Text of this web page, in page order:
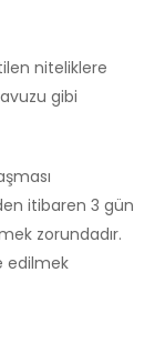
niteliklere
gibi
itibaren 3 gün
zorundadır.
edilmek